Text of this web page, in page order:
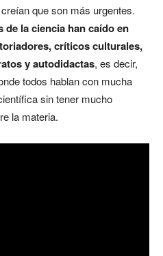
que son más urgentes.
de la ciencia han caído en
críticos culturales,
y autodidactas, es decir,
todos hablan con mucha
sin tener mucho
la materia.